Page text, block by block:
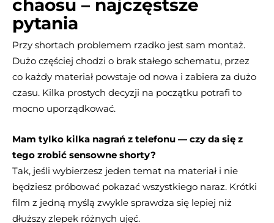
chaosu – najczęstsze
pytania
Przy shortach problemem rzadko jest sam montaż.
Dużo częściej chodzi o brak stałego schematu, przez
co każdy materiał powstaje od nowa i zabiera za dużo
czasu. Kilka prostych decyzji na początku potrafi to
mocno uporządkować.
Mam tylko kilka nagrań z telefonu — czy da się z
tego zrobić sensowne shorty?
Tak, jeśli wybierzesz jeden temat na materiał i nie
będziesz próbować pokazać wszystkiego naraz. Krótki
film z jedną myślą zwykle sprawdza się lepiej niż
dłuższy zlepek różnych ujęć.